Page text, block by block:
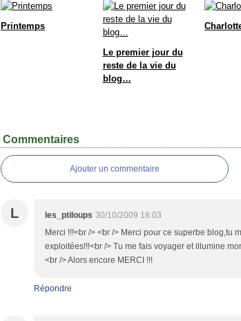
Printemps
Le premier jour du
reste de la vie du
blog…
Commentaires
Ajouter un commentaire
L les_ptiloups 30/10/2009 18:03
Merci !!!<br /> <br /> Merci pour ce superbe blog,tu
exploitées!!!<br /> Tu me fais voyager et illumine
<br /> Alors encore MERCI !!!
Répondre